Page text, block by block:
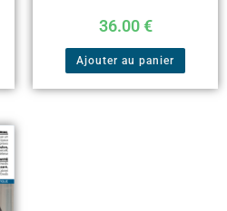
36.00€
Ajouter au panier